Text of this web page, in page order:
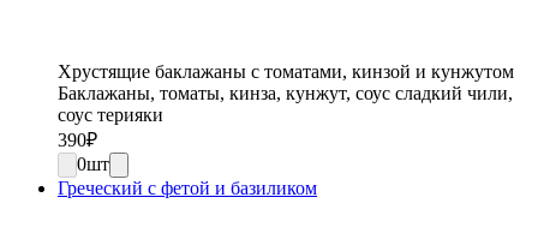
Хрустящие баклажаны с томатами, кинзой и кунжутом
Баклажаны, томаты, кинза, кунжут, соус сладкий чили,
соус терияки
390₽
0шт
Греческий с фетой и базиликом